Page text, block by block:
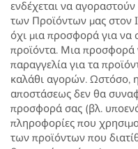
ενδέχεται να
των Προϊόντων μας στον
όχι μια προσφορά για
προϊόντα. Μια προσφορά
παραγγελία για τα
καλάθι αγορών. Ωστόσο,
αποστάσεως δεν θα
προσφορά σας (βλ.
πληροφορίες που
των προϊόντων που